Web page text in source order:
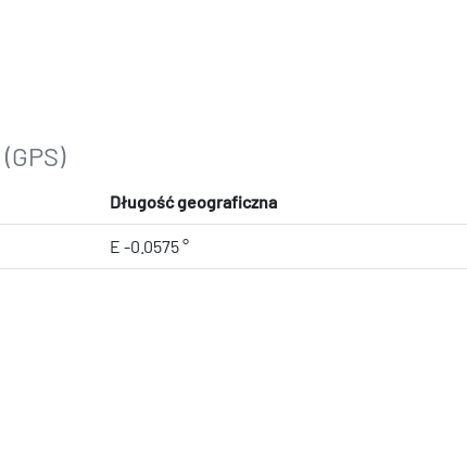
(GPS)
Długość geograficzna
E -0.0575 °